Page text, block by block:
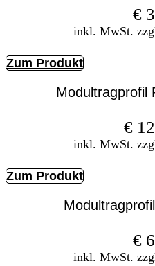
€
inkl. MwSt.
Zum Produkt
Modultragprofil
€
inkl. MwSt.
Zum Produkt
€
inkl. MwSt.